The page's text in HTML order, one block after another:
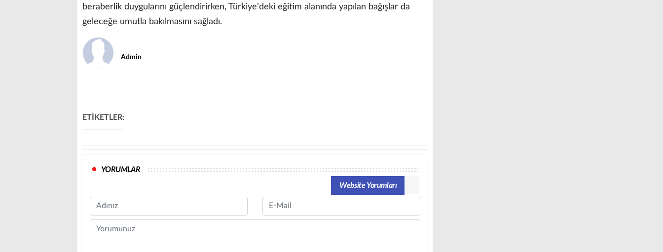
beraberlik duygularını güçlendirirken, Türkiye'deki eğitim alanında yapılan bağışlar da
geleceğe umutla bakılmasını sağladı.
Admin
ETİKETLER:
YORUMLAR
Website Yorumları
Name Email
Comment